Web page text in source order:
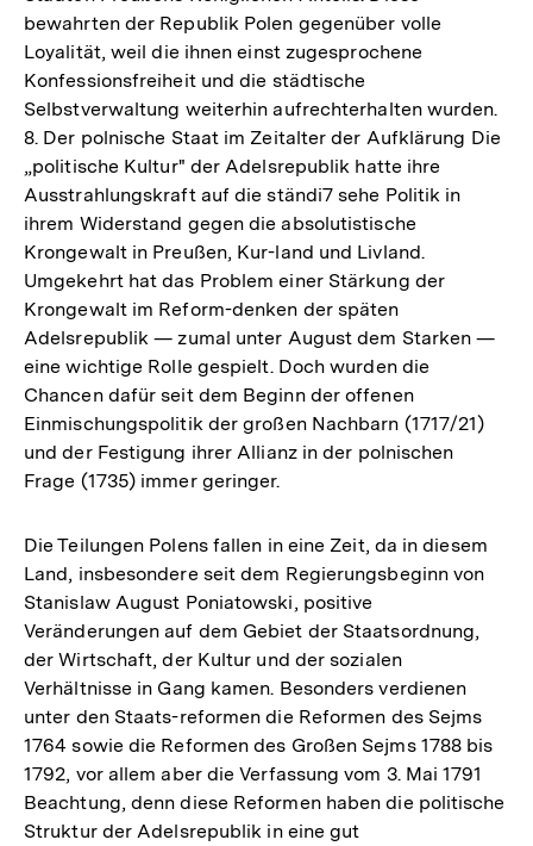
bewahrten der Republik Polen gegenüber volle
Loyalität, weil die ihnen einst zugesprochene
Konfessionsfreiheit und die städtische
Selbstverwaltung weiterhin aufrechterhalten wurden.
8. Der polnische Staat im Zeitalter der Aufklärung Die
„politische Kultur" der Adelsrepublik hatte ihre
Ausstrahlungskraft auf die ständi7 sehe Politik in
ihrem Widerstand gegen die absolutistische
Krongewalt in Preußen, Kur-land und Livland.
Umgekehrt hat das Problem einer Stärkung der
Krongewalt im Reform-denken der späten
Adelsrepublik — zumal unter August dem Starken —
eine wichtige Rolle gespielt. Doch wurden die
Chancen dafür seit dem Beginn der offenen
Einmischungspolitik der großen Nachbarn (1717/21)
und der Festigung ihrer Allianz in der polnischen
Frage (1735) immer geringer.
Die Teilungen Polens fallen in eine Zeit, da in diesem
Land, insbesondere seit dem Regierungsbeginn von
Stanislaw August Poniatowski, positive
Veränderungen auf dem Gebiet der Staatsordnung,
der Wirtschaft, der Kultur und der sozialen
Verhältnisse in Gang kamen. Besonders verdienen
unter den Staats-reformen die Reformen des Sejms
1764 sowie die Reformen des Großen Sejms 1788 bis
1792, vor allem aber die Verfassung vom 3. Mai 1791
Beachtung, denn diese Reformen haben die politische
Struktur der Adelsrepublik in eine gut